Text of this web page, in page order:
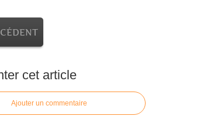
cet article
Ajouter un commentaire